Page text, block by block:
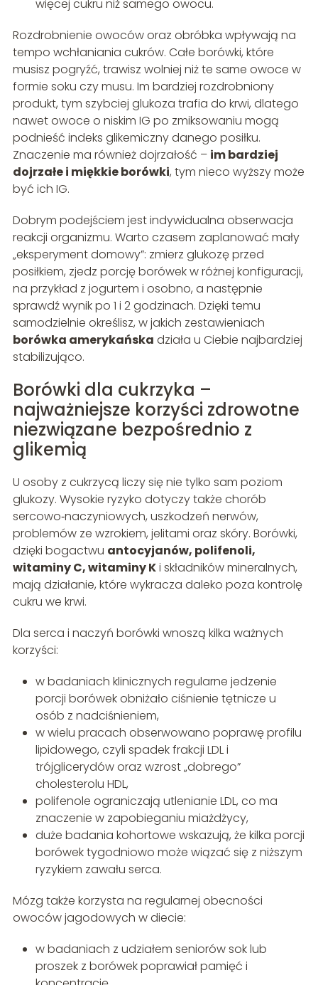
więcej cukru niż samego owocu.
Rozdrobnienie owoców oraz obróbka wpływają na
tempo wchłaniania cukrów. Całe borówki, które
musisz pogryźć, trawisz wolniej niż te same owoce w
formie soku czy musu. Im bardziej rozdrobniony
produkt, tym szybciej glukoza trafia do krwi, dlatego
nawet owoce o niskim IG po zmiksowaniu mogą
podnieść indeks glikemiczny danego posiłku.
Znaczenie ma również dojrzałość – im bardziej
dojrzałe i miękkie borówki, tym nieco wyższy może
być ich IG.
Dobrym podejściem jest indywidualna obserwacja
reakcji organizmu. Warto czasem zaplanować mały
„eksperyment domowy”: zmierz glukozę przed
posiłkiem, zjedz porcję borówek w różnej konfiguracji,
na przykład z jogurtem i osobno, a następnie
sprawdź wynik po 1 i 2 godzinach. Dzięki temu
samodzielnie określisz, w jakich zestawieniach
borówka amerykańska działa u Ciebie najbardziej
stabilizująco.
Borówki dla cukrzyka –
najważniejsze korzyści zdrowotne
niezwiązane bezpośrednio z
glikemią
U osoby z cukrzycą liczy się nie tylko sam poziom
glukozy. Wysokie ryzyko dotyczy także chorób
sercowo‑naczyniowych, uszkodzeń nerwów,
problemów ze wzrokiem, jelitami oraz skóry. Borówki,
dzięki bogactwu antocyjanów, polifenoli,
witaminy C, witaminy Ki składników mineralnych,
mają działanie, które wykracza daleko poza kontrolę
cukru we krwi.
Dla serca i naczyń borówki wnoszą kilka ważnych
korzyści:
w badaniach klinicznych regularne jedzenie
porcji borówek obniżało ciśnienie tętnicze u
osób z nadciśnieniem,
w wielu pracach obserwowano poprawę profilu
lipidowego, czyli spadek frakcji LDL i
trójglicerydów oraz wzrost „dobrego”
cholesterolu HDL,
polifenole ograniczają utlenianie LDL, co ma
znaczenie w zapobieganiu miażdżycy,
duże badania kohortowe wskazują, że kilka porcji
borówek tygodniowo może wiązać się z niższym
ryzykiem zawału serca.
Mózg także korzysta na regularnej obecności
owoców jagodowych w diecie:
w badaniach z udziałem seniorów sok lub
proszek z borówek poprawiał pamięć i